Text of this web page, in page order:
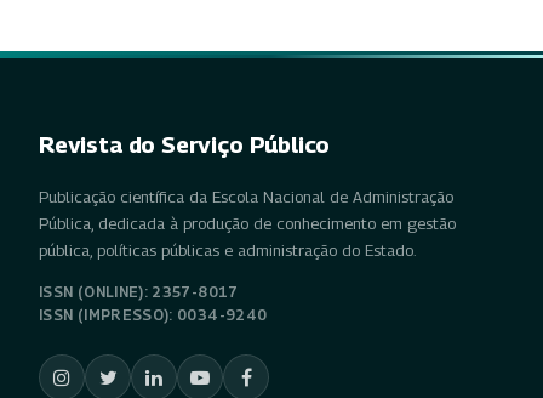
Revista do Serviço Público
Publicação científica da Escola Nacional de Administração
Pública, dedicada à produção de conhecimento em gestão
pública, políticas públicas e administração do Estado.
ISSN (ONLINE): 2357-8017
ISSN (IMPRESSO): 0034-9240